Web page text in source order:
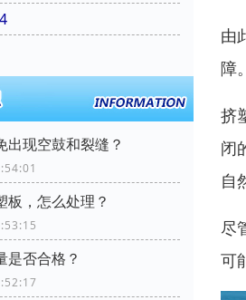
出现空鼓和裂缝？
板，怎么处理？
是否合格？
由
障
挤
闭
自
尽
可